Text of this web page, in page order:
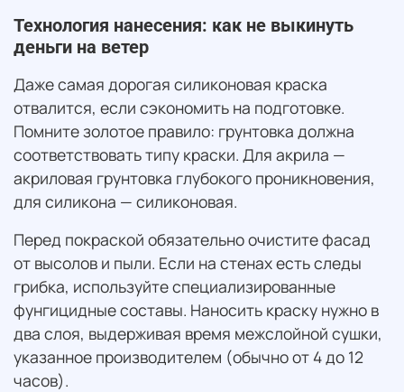
Технология нанесения: как не выкинуть
деньги на ветер
Даже самая дорогая силиконовая краска
отвалится, если сэкономить на подготовке.
Помните золотое правило: грунтовка должна
соответствовать типу краски. Для акрила —
акриловая грунтовка глубокого проникновения,
для силикона — силиконовая.
Перед покраской обязательно очистите фасад
от высолов и пыли. Если на стенах есть следы
грибка, используйте специализированные
фунгицидные составы. Наносить краску нужно в
два слоя, выдерживая время межслойной сушки,
указанное производителем (обычно от 4 до 12
часов).